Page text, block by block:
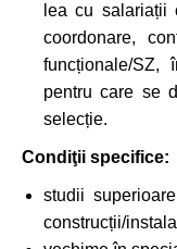
lea cu salariații
coordonare,
funcționale/SZ,
pentru care se
selecție.
Condiţii specifice:
studii
construcții/